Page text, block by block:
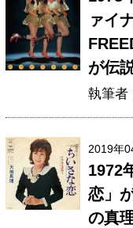
ァイ
が伝
執筆者
2019年
1972
恋」
の真